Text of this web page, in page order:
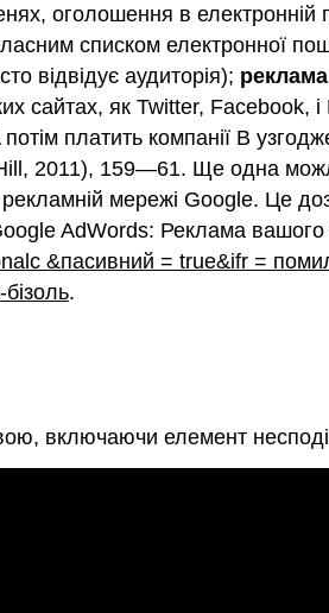
оголошення в електронній
списком електронної
відвідує аудиторія);
сайтах, як Twitter, Facebook, і
платить компанії B
2011), 159—61. Ще одна
мережі Google. Це
AdWords: Реклама
&пасивний = true&ifr =
.
включаючи елемент